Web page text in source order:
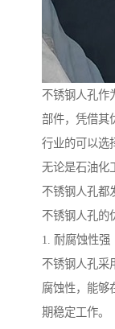
不锈钢人孔作
部件，凭借其
行业的可以选
无论是石油化
不锈钢人孔都
不锈钢人孔的
1. 耐腐蚀性强
不锈钢人孔采
腐蚀性，能够
期稳定工作。